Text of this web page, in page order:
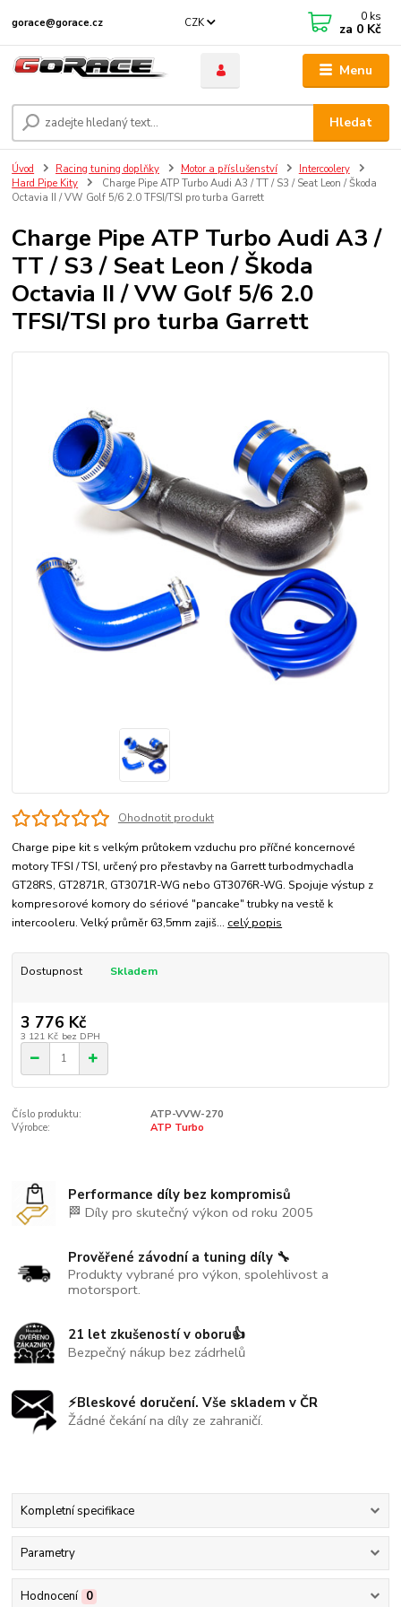
Menu
CZK
Hledat
gorace@gorace.cz 0 ks
za 0 Kč
Úvod Racing tuning doplňky Motor a příslušenství
Intercoolery
Hard Pipe Kity
Charge Pipe ATP Turbo Audi A3 / TT / S3 / Seat Leon / Škoda
Octavia II / VW Golf 5/6 2.0 TFSI/TSI pro turba Garrett
Charge Pipe ATP Turbo Audi A3 /
TT / S3 / Seat Leon / Škoda
Octavia II / VW Golf 5/6 2.0
TFSI/TSI pro turba Garrett
Ohodnotit produkt
Charge pipe kit s velkým průtokem vzduchu pro příčné koncernové
motory TFSI / TSI, určený pro přestavby na Garrett turbodmychadla
GT28RS, GT2871R, GT3071R-WG nebo GT3076R-WG. Spojuje výstup z
kompresorové komory do sériové "pancake" trubky na vestě k
intercooleru. Velký průměr 63,5mm zajiš... celý popis
Dostupnost Skladem
3 776 Kč
3 121 Kč bez DPH
Číslo produktu:
ATP-VVW-270
Výrobce:
ATP Turbo
Performance díly bez kompromisů
🏁 Díly pro skutečný výkon od roku 2005
Prověřené závodní a tuning díly 🔧
Produkty vybrané pro výkon, spolehlivost a
motorsport.
21 let zkušeností v oboru👍
Bezpečný nákup bez zádrhelů
⚡Bleskové doručení. Vše skladem v ČR
Žádné čekání na díly ze zahraničí.
Kompletní specifikace
Parametry
Hodnocení 0